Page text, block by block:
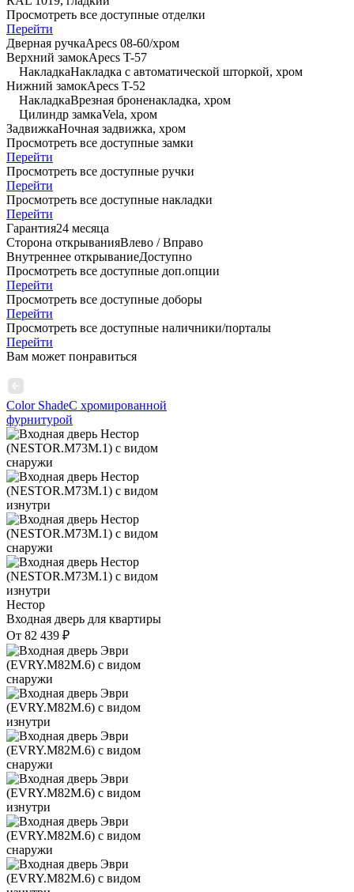
Просмотреть все доступные отделки
Перейти
Дверная ручкаApecs 08-60/хром
Верхний замокApecs T-57
НакладкаНакладка с автоматической шторкой, хром
Нижний замокApecs T-52
НакладкаВрезная броненакладка, хром
Цилиндр замкаVela, хром
ЗадвижкаНочная задвижка, хром
Просмотреть все доступные замки
Перейти
Просмотреть все доступные ручки
Перейти
Просмотреть все доступные накладки
Перейти
Гарантия24 месяца
Сторона открыванияВлево / Вправо
Внутреннее открываниеДоступно
Просмотреть все доступные доп.опции
Перейти
Просмотреть все доступные доборы
Перейти
Просмотреть все доступные наличники/порталы
Перейти
Вам может понравиться
Color ShadeС хромированной
фурнитурой
Нестор
Входная дверь для квартиры
От 82 439 ₽